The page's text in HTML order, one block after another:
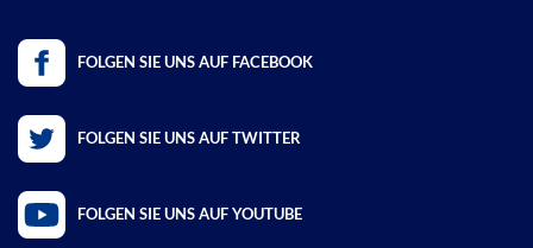
FOLGEN SIE UNS AUF FACEBOOK
FOLGEN SIE UNS AUF TWITTER
FOLGEN SIE UNS AUF YOUTUBE